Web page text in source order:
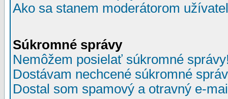
Ako sa stanem moderátorom
Súkromné správy
Nemôžem posielať súkromné
Dostávam nechcené súkromné
Dostal som spamový a otravný e-